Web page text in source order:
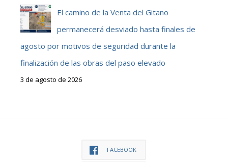
El camino de la Venta del Gitano
permanecerá desviado hasta finales de
agosto por motivos de seguridad durante la
finalización de las obras del paso elevado
3 de agosto de 2026
FACEBOOK